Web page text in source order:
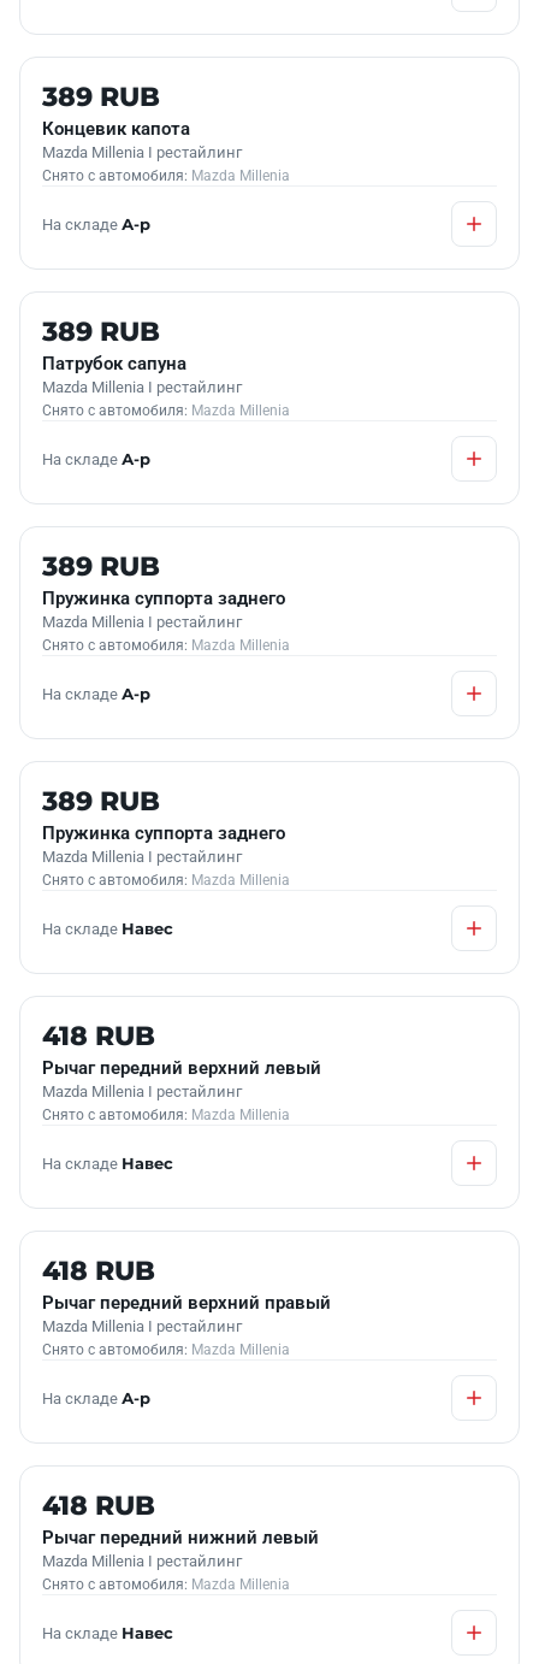
Б/У В НАЛИЧИИ
389 RUB
Концевик капота
Mazda Millenia I рестайлинг
Снято с автомобиля: Mazda Millenia
На складе А-р
Б/У В НАЛИЧИИ
389 RUB
Патрубок сапуна
Mazda Millenia I рестайлинг
Снято с автомобиля: Mazda Millenia
На складе А-р
Б/У В НАЛИЧИИ
389 RUB
Пружинка суппорта заднего
Mazda Millenia I рестайлинг
Снято с автомобиля: Mazda Millenia
На складе А-р
Б/У В НАЛИЧИИ
389 RUB
Пружинка суппорта заднего
Mazda Millenia I рестайлинг
Снято с автомобиля: Mazda Millenia
На складе Навес
Б/У В НАЛИЧИИ
418 RUB
Рычаг передний верхний левый
Mazda Millenia I рестайлинг
Снято с автомобиля: Mazda Millenia
На складе Навес
Б/У В НАЛИЧИИ
418 RUB
Рычаг передний верхний правый
Mazda Millenia I рестайлинг
Снято с автомобиля: Mazda Millenia
На складе А-р
Б/У В НАЛИЧИИ
418 RUB
Рычаг передний нижний левый
Mazda Millenia I рестайлинг
Снято с автомобиля: Mazda Millenia
На складе Навес